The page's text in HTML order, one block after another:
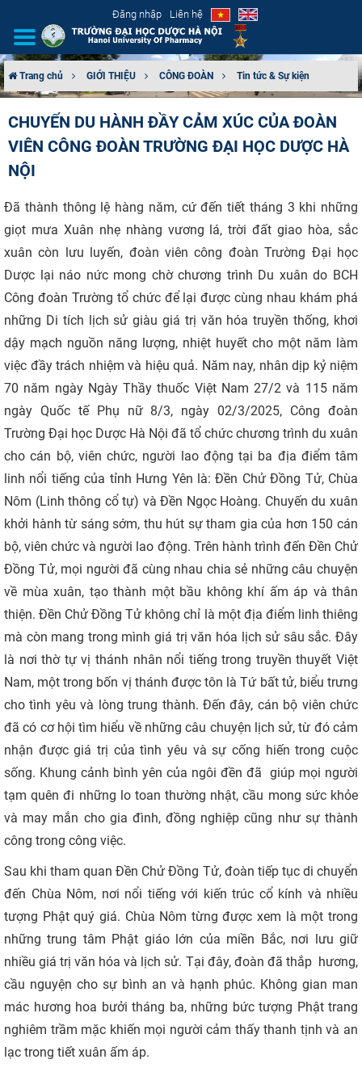
Đăng nhập Liên hệ
CƠ CẤU TỔ CHỨC
TUYỂN SINH
ĐÀO TẠO
ĐẢM BẢO CHẤT LƯỢNG
KHOA HỌC CÔNG NGHỆ
HTQT
CỰU NGƯỜI HỌC
Trang chủ GIỚI THIỆU CÔNG ĐOÀN Tin tức & Sự kiện
CHUYẾN DU HÀNH ĐẦY CẢM XÚC CỦA ĐOÀN
VIÊN CÔNG ĐOÀN TRƯỜNG ĐẠI HỌC DƯỢC HÀ
NỘI
Đã thành thông lệ hàng năm, cứ đến tiết tháng 3 khi những
giọt mưa Xuân nhẹ nhàng vương lá, trời đất giao hòa, sắc
xuân còn lưu luyến, đoàn viên công đoàn Trường Đại học
Dược lại náo nức mong chờ chương trình Du xuân do BCH
Công đoàn Trường tổ chức để lại được cùng nhau khám phá
những Di tích lịch sử giàu giá trị văn hóa truyền thống, khơi
dậy mạch nguồn năng lượng, nhiệt huyết cho một năm làm
việc đầy trách nhiệm và hiệu quả. Năm nay, nhân dịp kỷ niệm
70 năm ngày Ngày Thầy thuốc Việt Nam 27/2 và 115 năm
ngày Quốc tế Phụ nữ 8/3, ngày 02/3/2025, Công đoàn
Trường Đại học Dược Hà Nội đã tổ chức chương trình du xuân
cho cán bộ, viên chức, người lao động tại ba địa điểm tâm
linh nổi tiếng của tỉnh Hưng Yên là: Đền Chử Đồng Tử, Chùa
Nôm (Linh thông cổ tự) và Đền Ngọc Hoàng. Chuyến du xuân
khởi hành từ sáng sớm, thu hút sự tham gia của hơn 150 cán
bộ, viên chức và người lao động. Trên hành trình đến Đền Chử
Đồng Tử, mọi người đã cùng nhau chia sẻ những câu chuyện
về mùa xuân, tạo thành một bầu không khí ấm áp và thân
thiện. Đền Chử Đồng Tử không chỉ là một địa điểm linh thiêng
mà còn mang trong mình giá trị văn hóa lịch sử sâu sắc. Đây
là nơi thờ tự vị thánh nhân nổi tiếng trong truyền thuyết Việt
Nam, một trong bốn vị thánh được tôn là Tứ bất tử, biểu trưng
cho tình yêu và lòng trung thành. Đến đây, cán bộ viên chức
đã có cơ hội tìm hiểu về những câu chuyện lịch sử, từ đó cảm
nhận được giá trị của tình yêu và sự cống hiến trong cuộc
sống. Khung cảnh bình yên của ngôi đền đã giúp mọi người
tạm quên đi những lo toan thường nhật, cầu mong sức khỏe
và may mắn cho gia đình, đồng nghiệp cũng như sự thành
công trong công việc.
Sau khi tham quan Đền Chử Đồng Tử, đoàn tiếp tục di chuyển
đến Chùa Nôm, nơi nổi tiếng với kiến trúc cổ kính và nhiều
tượng Phật quý giá. Chùa Nôm từng được xem là một trong
những trung tâm Phật giáo lớn của miền Bắc, nơi lưu giữ
nhiều giá trị văn hóa và lịch sử. Tại đây, đoàn đã thắp hương,
cầu nguyện cho sự bình an và hạnh phúc. Không gian man
mác hương hoa bưởi tháng ba, những bức tượng Phật trang
nghiêm trầm mặc khiến mọi người cảm thấy thanh tịnh và an
lạc trong tiết xuân ấm áp.